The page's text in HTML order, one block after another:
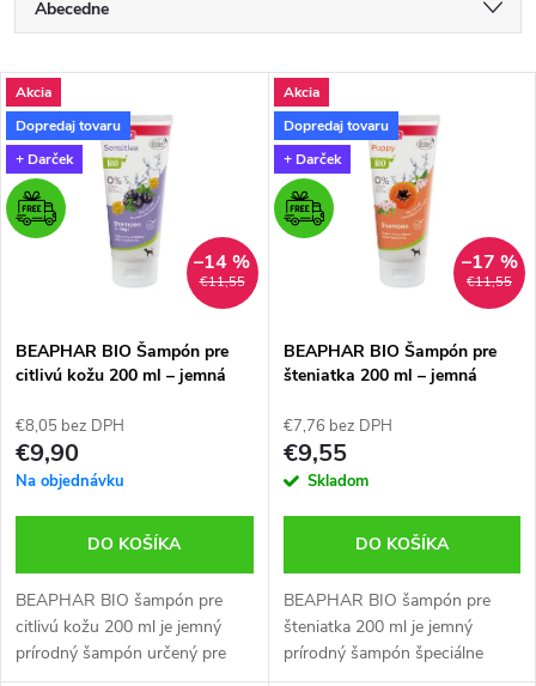
a
d
e
n
e
p
r
d
u
Abecedne
Najdrahšie
Najpredávanejšie
V
ý
p
s
p
r
o
d
u
Akcia
Dopredaj tovaru
+ Darček
€11,55
–14 %
BEAPHAR BIO Šampón pre
citlivú kožu 200 ml – jemná
a mačky
€8,05 bez DPH
€9,90
Na objednávku
DO KOŠÍKA
BEAPHAR BIO šampón pre
citlivú kožu 200 ml je jemný
prírodný šampón určený pre
psy a mačky s citlivou
Akcia
Dopredaj tovaru
+ Darček
€11,55
–17 %
BEAPHAR BIO Šampón pre
šteniatka 200 ml – jemná
€7,76 bez DPH
€9,55
Skladom
DO KOŠÍKA
BEAPHAR BIO šampón pre
šteniatka 200 ml je jemný
prírodný šampón špeciálne
vyvinutý pre šteňatá. Šetrne